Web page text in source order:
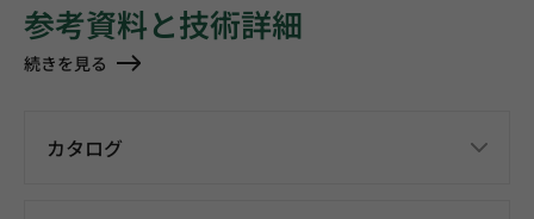
参考資料と技術詳細
続きを見る
カタログ